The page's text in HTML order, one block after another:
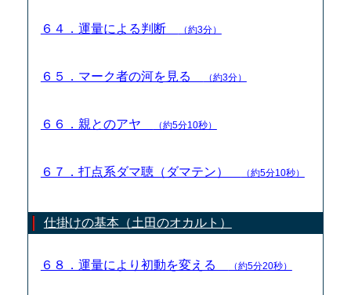
６４．運量による判断 （約3分）
６５．マーク者の河を見る （約3分）
６６．親とのアヤ （約5分10秒）
６７．打点系ダマ聴（ダマテン） （約5分10秒）
仕掛けの基本（土田のオカルト）
６８．運量により初動を変える （約5分20秒）